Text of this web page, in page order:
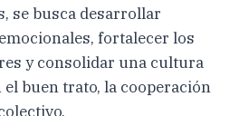
se busca desarrollar
fortalecer los
y consolidar una cultura
el buen trato, la cooperación